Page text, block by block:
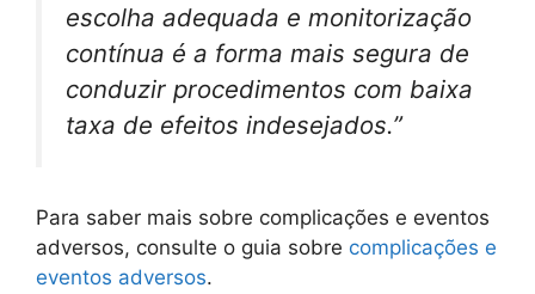
escolha adequada e monitorização
contínua é a forma mais segura de
conduzir procedimentos com baixa
taxa de efeitos indesejados.”
Para saber mais sobre complicações e eventos
adversos, consulte o guia sobre complicações e
eventos adversos.